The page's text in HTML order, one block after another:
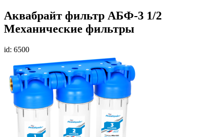
Аквабрайт фильтр АБФ-3 1/2
Механические фильтры
id: 6500